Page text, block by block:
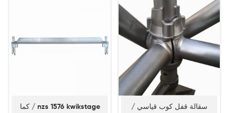
كما / nzs 1576 kwikstage سقالة قفل كوب قياسي /